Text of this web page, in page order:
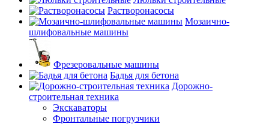
Растворонасосы
Мозаично-
шлифовальные машины
Фрезеровальные машины
Бадья для бетона
Дорожно-
строительная техника
Экскаваторы
Фронтальные погрузчики